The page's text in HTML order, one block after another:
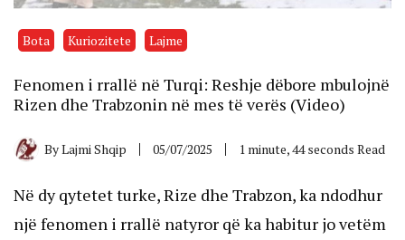
Bota Kuriozitete Lajme
Fenomen i rrallë në Turqi: Reshje dëbore mbulojnë
Rizen dhe Trabzonin në mes të verës (Video)
ByLajmi Shqip 05/07/2025 1 minute, 44 seconds Read
Në dy qytetet turke, Rize dhe Trabzon, ka ndodhur
një fenomen i rrallë natyror që ka habitur jo vetëm